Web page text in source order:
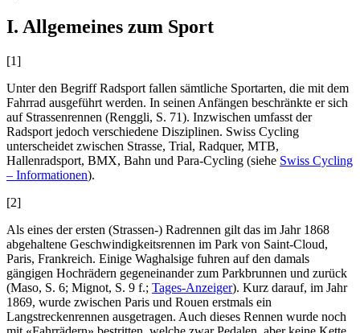
I. Allgemeines zum Sport
[1]
Unter den Begriff Radsport fallen sämtliche Sportarten, die mit dem
Fahrrad ausgeführt werden. In seinen Anfängen beschränkte er sich
auf Strassenrennen (Renggli, S. 71). Inzwischen umfasst der
Radsport jedoch verschiedene Disziplinen. Swiss Cycling
unterscheidet zwischen Strasse, Trial, Radquer, MTB,
Hallenradsport, BMX, Bahn und Para-Cycling (siehe Swiss Cycling
– Informationen).
[2]
Als eines der ersten (Strassen-) Radrennen gilt das im Jahr 1868
abgehaltene Geschwindigkeitsrennen im Park von Saint-Cloud,
Paris, Frankreich. Einige Waghalsige fuhren auf den damals
gängigen Hochrädern gegeneinander zum Parkbrunnen und zurück
(Maso, S. 6; Mignot, S. 9 f.; Tages-Anzeiger). Kurz darauf, im Jahr
1869, wurde zwischen Paris und Rouen erstmals ein
Langstreckenrennen ausgetragen. Auch dieses Rennen wurde noch